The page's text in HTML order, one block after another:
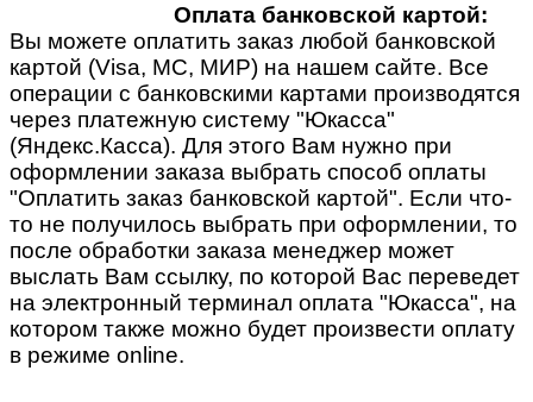
Оплата банковской картой:
Вы можете оплатить заказ любой банковской
картой (Visa, MC, МИР) на нашем сайте. Все
операции с банковскими картами производятся
через платежную систему "Юкасса"
(Яндекс.Касса). Для этого Вам нужно при
оформлении заказа выбрать способ оплаты
"Оплатить заказ банковской картой". Если что-
то не получилось выбрать при оформлении, то
после обработки заказа менеджер может
выслать Вам ссылку, по которой Вас переведет
на электронный терминал оплата "Юкасса", на
котором также можно будет произвести оплату
в режиме online.